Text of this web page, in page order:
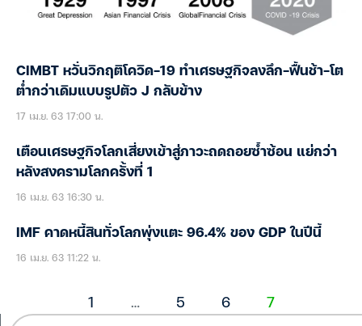
CIMBT หวั่นวิกฤติโควิด-19 ทำเศรษฐกิจลงลึก-ฟื้นช้า-โต
ต่ำกว่าเดิมแบบรูปตัว J กลับข้าง
17 เม.ย. 63 17:00 น.
เตือนเศรษฐกิจโลกเสี่ยงเข้าสู่ภาวะถดถอยซ้ำซ้อน แย่กว่า
หลังสงครามโลกครั้งที่ 1
16 เม.ย. 63 16:30 น.
IMF คาดหนี้สินทั่วโลกพุ่งแตะ 96.4% ของ GDP ในปีนี้
16 เม.ย. 63 11:22 น.
1 … 5 6 7